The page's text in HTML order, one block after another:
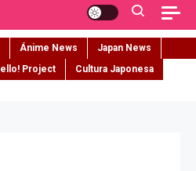
Ánime News
Japan News
Project
Cultura Japonesa